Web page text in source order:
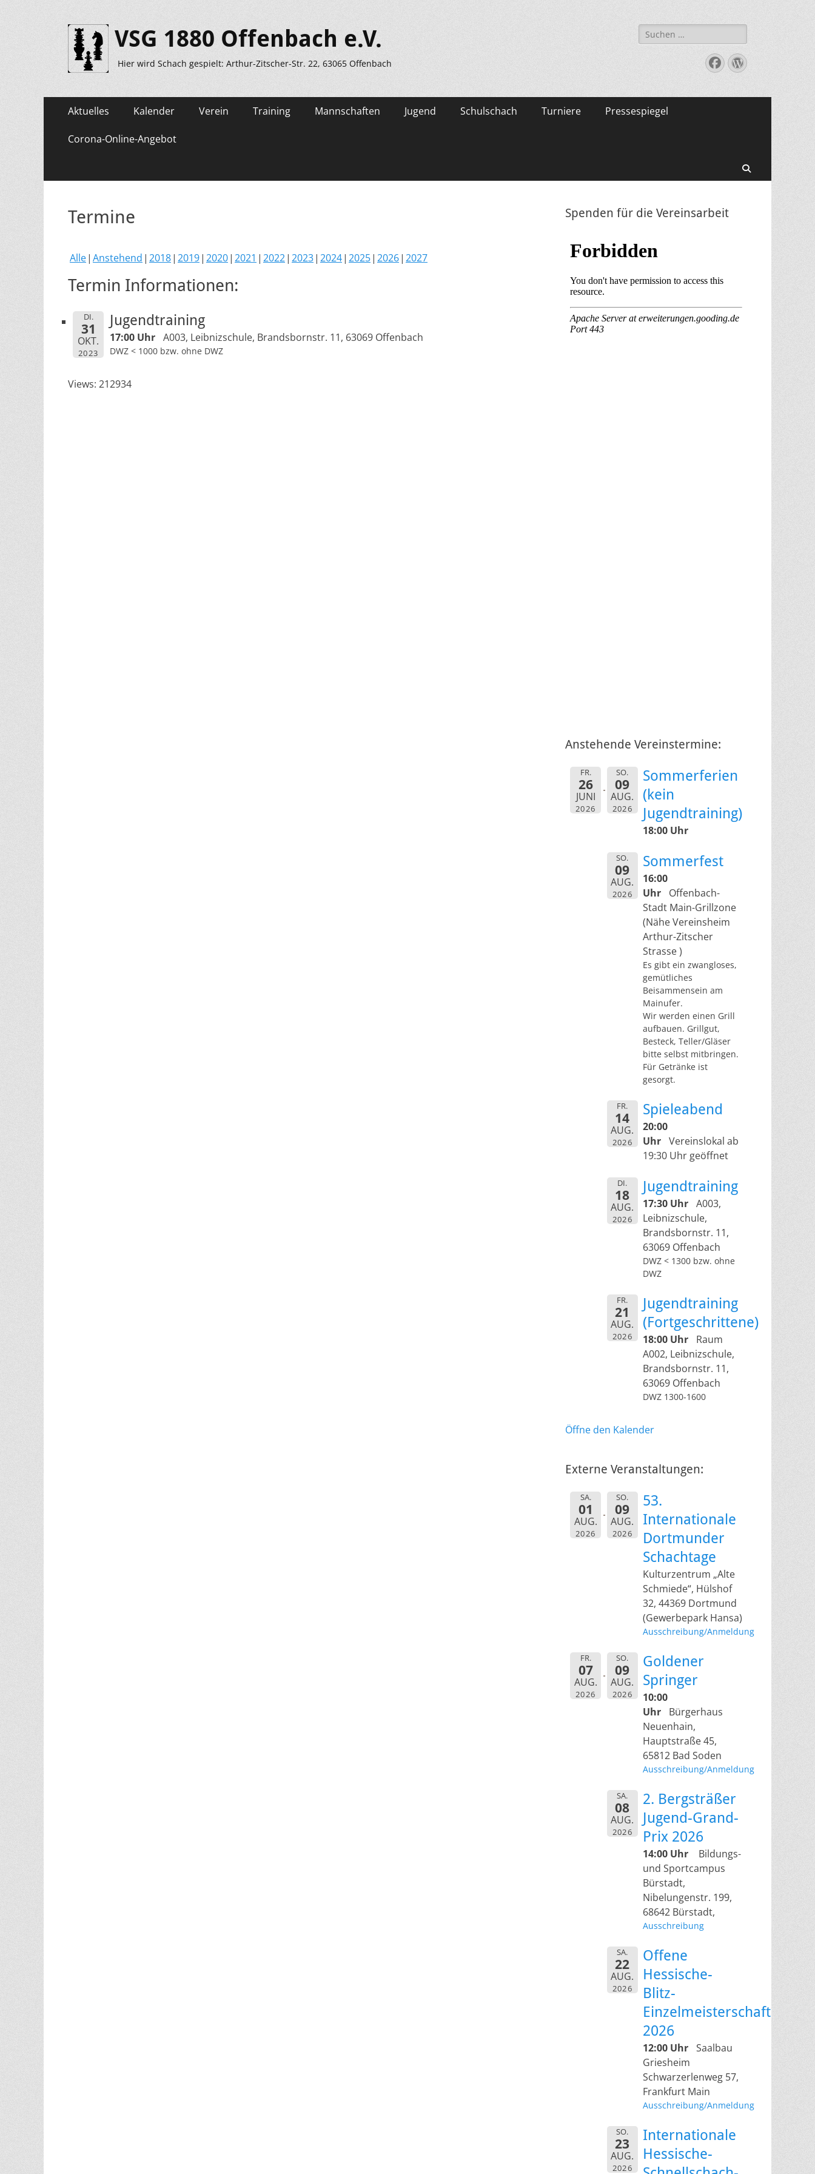
VSG 1880 Offenbach e.V.
Hier wird Schach gespielt: Arthur-Zitscher-Str. 22, 63065 Offenbach
Suche
nach:
Facebook
WordPress
Primäres
Zum
Inhalt
springen
Aktuelles Kalender Verein Training Mannschaften Jugend Schulschach Turniere Pressespiegel
Corona-Online-Angebot
Termine
Alle Anstehend 2018 2019 2020 2021 2022 2023 2024 2025 2026 2027
Termin Informationen:
DI.
31
OKT.
2023
Jugendtraining
17:00 Uhr A003, Leibnizschule, Brandsbornstr. 11, 63069 Offenbach
DWZ < 1000 bzw. ohne DWZ
Views: 212934
Spenden für die Vereinsarbeit
Anstehende Vereinstermine:
FR.
26
JUNI
2026
SO.
09
AUG.
2026
Sommerferien
(kein
Jugendtraining)
18:00 Uhr
SO.
09
AUG.
2026
Sommerfest
16:00
Uhr
Offenbach-
Stadt Main-Grillzone
(Nähe Vereinsheim
Arthur-Zitscher
Strasse )
Es gibt ein zwangloses,
gemütliches
Beisammensein am
Mainufer.
Wir werden einen Grill
aufbauen. Grillgut,
Besteck, Teller/Gläser
bitte selbst mitbringen.
Für Getränke ist
gesorgt.
FR.
14
AUG.
2026
Spieleabend
20:00
Uhr Vereinslokal ab
19:30 Uhr geöffnet
DI.
18
AUG.
2026
Jugendtraining
17:30 Uhr A003,
Leibnizschule,
Brandsbornstr. 11,
63069 Offenbach
DWZ < 1300 bzw. ohne
DWZ
FR.
21
AUG.
2026
Jugendtraining
(Fortgeschrittene)
18:00 Uhr
Raum
A002, Leibnizschule,
Brandsbornstr. 11,
63069 Offenbach
DWZ 1300-1600
Öffne den Kalender
Externe Veranstaltungen:
SA.
01
AUG.
2026
SO.
09
AUG.
2026
53.
Internationale
Dortmunder
Schachtage
Kulturzentrum „Alte
Schmiede“, Hülshof
32, 44369 Dortmund
(Gewerbepark Hansa)
Ausschreibung/Anmeldung
FR.
07
AUG.
2026
SO.
09
AUG.
2026
Goldener
Springer
10:00
Uhr
Bürgerhaus
Neuenhain,
Hauptstraße 45,
65812 Bad Soden
Ausschreibung/Anmeldung
SA.
08
AUG.
2026
2. Bergsträßer
Jugend-Grand-
Prix 2026
14:00 Uhr
Bildungs-
und Sportcampus
Bürstadt,
Nibelungenstr. 199,
68642 Bürstadt,
Ausschreibung
SA.
22
AUG.
2026
Offene
Hessische-
Blitz-
Einzelmeisterschaft
2026
12:00 Uhr Saalbau
Griesheim
Schwarzerlenweg 57,
Frankfurt Main
Ausschreibung/Anmeldung
SO.
23
AUG.
2026
Internationale
Hessische-